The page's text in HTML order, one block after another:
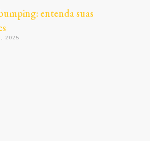
entenda suas
2025